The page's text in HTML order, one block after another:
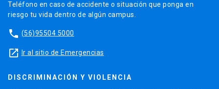
Teléfono en caso de accidente o situación que ponga en
riesgo tu vida dentro de algún campus.
phone (56)95504 5000
launch Ir al sitio de Emergencias
DISCRIMINACIÓN Y VIOLENCIA